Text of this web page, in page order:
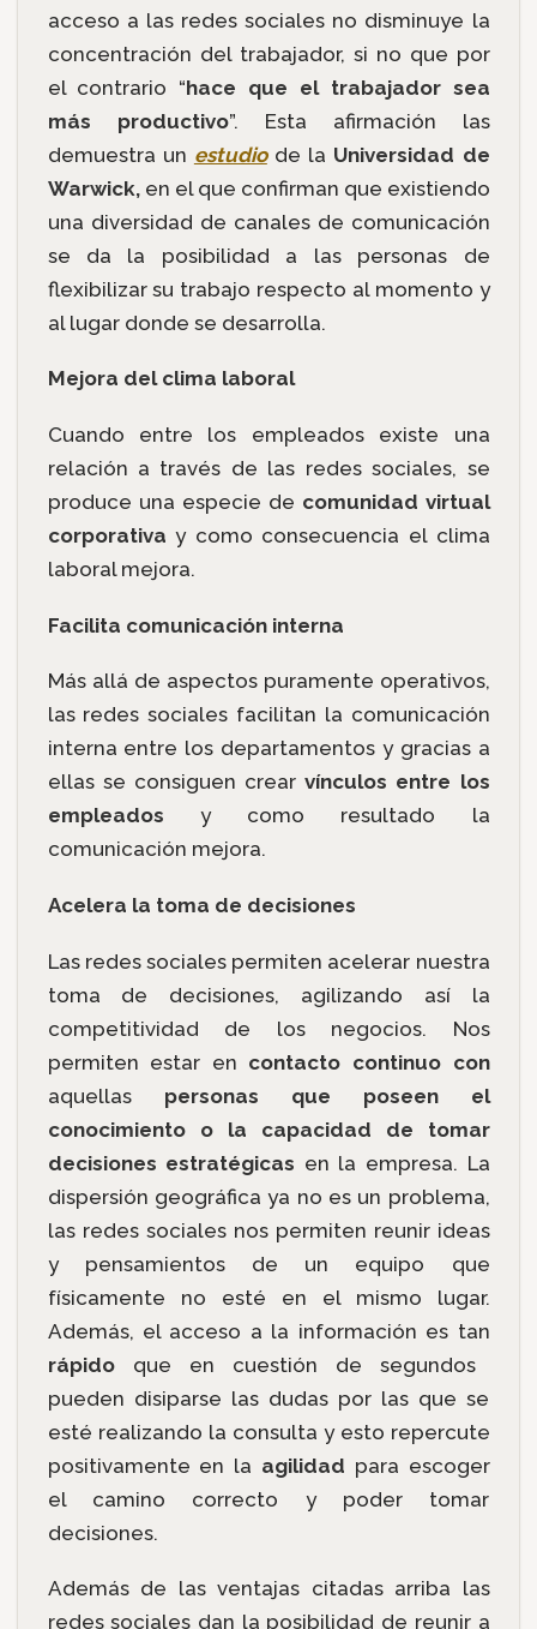
acceso a las redes sociales no disminuye la
concentración del trabajador, si no que por
el contrario “hace que el trabajador sea
más productivo”. Esta afirmación las
demuestra un estudiode la Universidad de
Warwick,en el que confirman que existiendo
una diversidad de canales de comunicación
se da la posibilidad a las personas de
flexibilizar su trabajo respecto al momento y
al lugar donde se desarrolla.
Mejora del clima laboral
Cuando entre los empleados existe una
relación a través de las redes sociales, se
produce una especie de comunidad virtual
corporativa y como consecuencia el clima
laboral mejora.
Facilita comunicación interna
Más allá de aspectos puramente operativos,
las redes sociales facilitan la comunicación
interna entre los departamentos y gracias a
ellas se consiguen crearvínculos entre los
empleados y como resultado la
comunicación mejora.
Acelera la toma de decisiones
Las redes sociales permiten acelerar nuestra
toma de decisiones, agilizando así la
competitividad de los negocios. Nos
permiten estar en contacto continuo con
aquellas personas que poseen el
conocimiento o la capacidad de tomar
decisiones estratégicas en la empresa. La
dispersión geográfica ya no es un problema,
las redes sociales nos permiten reunir ideas
y pensamientos de un equipo que
físicamente no esté en el mismo lugar.
Además, el acceso a la información es tan
rápidoque en cuestión de segundos
pueden disiparse las dudas por las que se
esté realizando la consulta y esto repercute
positivamente en la agilidad para escoger
el camino correcto y poder tomar
decisiones.
Además de las ventajas citadas arriba las
redes sociales dan la posibilidad de reunir a